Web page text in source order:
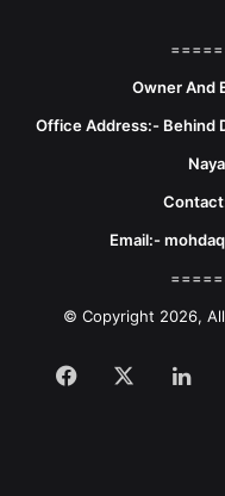
Owner And
Office Address:- Behind
Email:-
© Copyright 2026,
Facebook